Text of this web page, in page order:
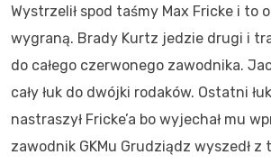
Wystrzelił spod taśmy Max Fricke i to
wygraną. Brady Kurtz jedzie drugi i
do całego czerwonego zawodnika.
cały łuk do dwójki rodaków. Ostatni
nastraszył Fricke’a bo wyjechał mu
zawodnik GKMu Grudziądz wyszedł z